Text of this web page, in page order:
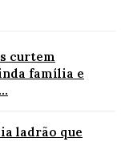
curtem
família e
ladrão que